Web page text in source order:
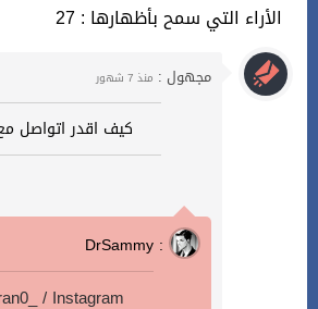
27 : الأراء التي سمح بأظهارها
مجهول : منذ 7 شهور
كيف اقدر اتواصل
DrSammy :
/ Instagram